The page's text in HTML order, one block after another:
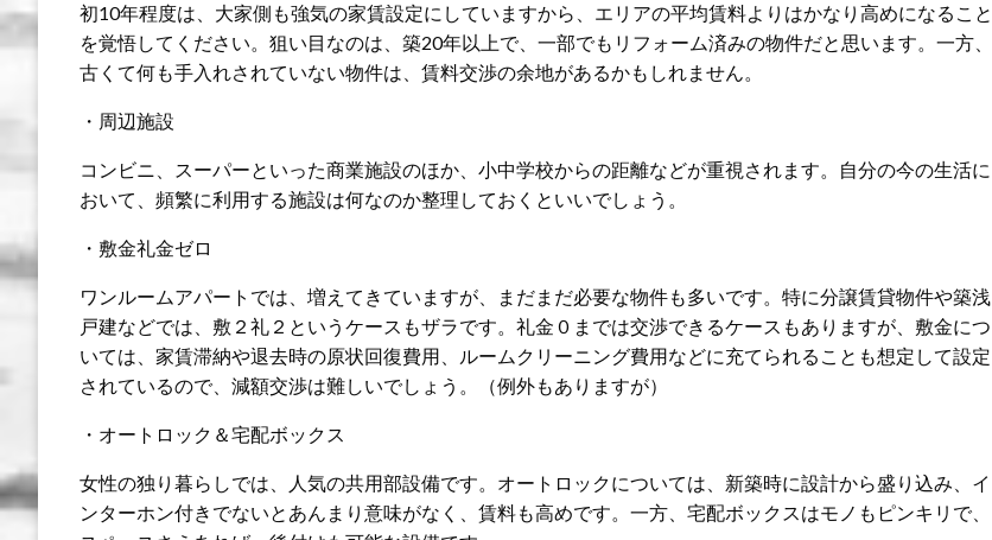
初10年程度は、大家側も強気の家賃設定にしていますから、エリアの平均賃料よりはかなり高めになること
を覚悟してください。狙い目なのは、築20年以上で、一部でもリフォーム済みの物件だと思います。一方、
古くて何も手入れされていない物件は、賃料交渉の余地があるかもしれません。
・周辺施設
コンビニ、スーパーといった商業施設のほか、小中学校からの距離などが重視されます。自分の今の生活に
おいて、頻繁に利用する施設は何なのか整理しておくといいでしょう。
・敷金礼金ゼロ
ワンルームアパートでは、増えてきていますが、まだまだ必要な物件も多いです。特に分譲賃貸物件や築浅
戸建などでは、敷２礼２というケースもザラです。礼金０までは交渉できるケースもありますが、敷金につ
いては、家賃滞納や退去時の原状回復費用、ルームクリーニング費用などに充てられることも想定して設定
されているので、減額交渉は難しいでしょう。（例外もありますが）
・オートロック＆宅配ボックス
女性の独り暮らしでは、人気の共用部設備です。オートロックについては、新築時に設計から盛り込み、イ
ンターホン付きでないとあんまり意味がなく、賃料も高めです。一方、宅配ボックスはモノもピンキリで、